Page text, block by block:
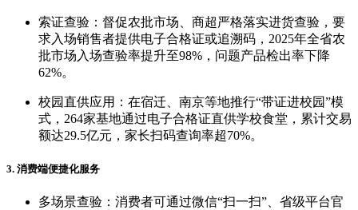
索证查验：督促农批市场、商超严格落实进货查验，要
求入场销售者提供电子合格证或追溯码，2025年全省农
批市场入场查验率提升至98%，问题产品检出率下降
62%。
校园直供应用：在宿迁、南京等地推行“带证进校园”模
式，264家基地通过电子合格证直供学校食堂，累计交易
额达29.5亿元，家长扫码查询率超70%。
3. 消费端便捷化服务
多场景查验：消费者可通过微信“扫一扫”、省级平台官